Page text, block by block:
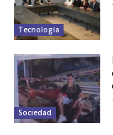
Tecnología
Sociedad